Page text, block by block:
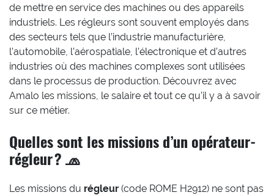
de mettre en service des machines ou des appareils
industriels. Les régleurs sont souvent employés dans
des secteurs tels que l’industrie manufacturière,
l’automobile, l’aérospatiale, l’électronique et d’autres
industries où des machines complexes sont utilisées
dans le processus de production. Découvrez avec
Amalo les missions, le salaire et tout ce qu’il y a à savoir
sur ce métier.
Quelles sont les missions d’un opérateur-
régleur ? 🧢
Les missions du régleur (code ROME H2912) ne sont pas